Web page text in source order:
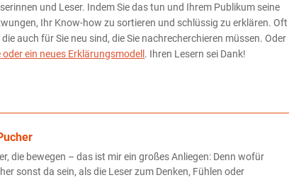
und Leser. Indem Sie das tun und Ihrem Publikum seine
Ihr Know-how zu sortieren und schlüssig zu erklären. Oft
auch für Sie neu sind, die Sie nachrecherchieren müssen. Oder
ein neues Erklärungsmodell . Ihren Lesern sei Dank!
die bewegen – das ist mir ein großes Anliegen: Denn wofür
sonst da sein, als die Leser zum Denken, Fühlen oder